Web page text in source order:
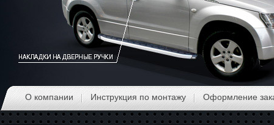
О компании Инструкция по монтажу Оформление